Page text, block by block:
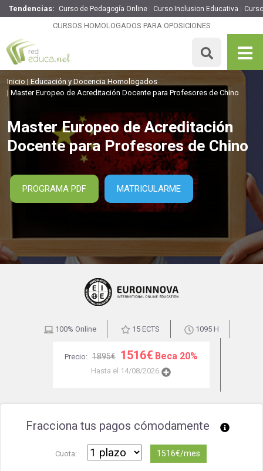
Tendencias: Curso de Pedagogía Online Curso Inclusion Educativa
CURSOS HOMOLOGADOS PARA OPOSICIONES
Master Europeo de Acreditación Docente para Profesores
1095 H
Inicio
Educación y Docencia Homologados
Master Europeo de Acreditación Docente para Profesores de Chino
Master Europeo de Acreditación
Docente para Profesores de Chino
PROGRAMA PDF MATRICULARME
100% Online 15 ECTS 1095 H
Precio: 1895€ 1516€ Beca 20%
Hasta el 14/08/2026
Fracciona tus pagos cómodamente
Cuota: 1516€/mes